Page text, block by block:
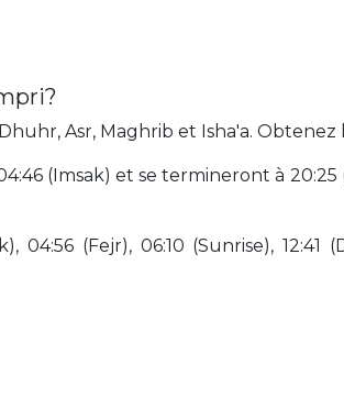
Asr, Maghrib et Isha'a.
(Imsak) et se termineront à 20:25
(Fejr), 06:10 (Sunrise), 12:41